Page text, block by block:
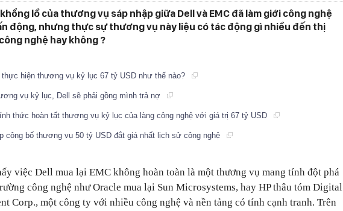
lồ của thương vụ sáp nhập giữa Dell và EMC đã làm giới công nghệ
động, nhưng thực sự thương vụ này liệu có tác động gì nhiều đến thị
nghệ hay không ?
thực hiện thương vụ kỷ lục 67 tỷ USD như thế nào?
vụ kỷ lục, Dell sẽ phải gồng mình trả nợ
thức hoàn tất thương vụ kỷ lục của làng công nghệ với giá trị 67 tỷ USD
công bố thương vụ 50 tỷ USD đắt giá nhất lịch sử công nghệ
việc Dell mua lại EMC không hoàn toàn là một thương vụ mang tính đột phá
công nghệ như Oracle mua lại Sun Microsystems, hay HP thâu tóm Digital
Corp., một công ty với nhiều công nghệ và nền tảng có tính cạnh tranh. Trên